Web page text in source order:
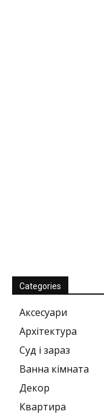
Categories
Аксесуари
Архітектура
Суд і зараз
Ванна кімната
Декор
Квартира